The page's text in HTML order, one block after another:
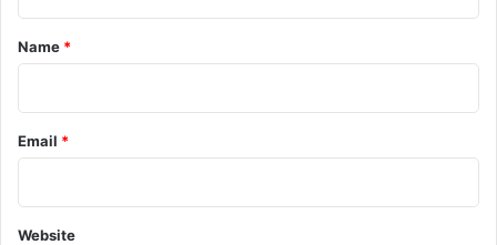
*
Name *
Email *
Website